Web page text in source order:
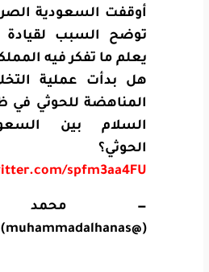
أوقفت السعودية
توضح السبب لقيادة
يعلم ما تفكر فيه
هل بدأت عملية
المناهضة للحوثي في
السلام بين
الحوثي؟
spfm3aa4FU
— محمد
(@muhammadalhanas)